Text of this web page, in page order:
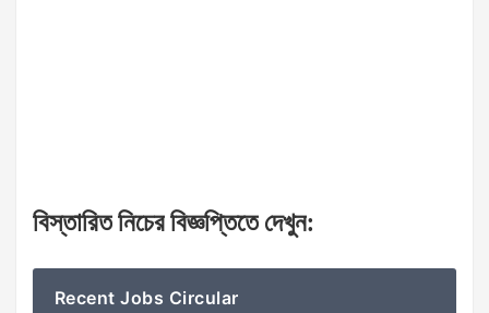
বিস্তারিতনিচেরবিজ্ঞপ্তিতে দেখুন:
Recent Jobs Circular